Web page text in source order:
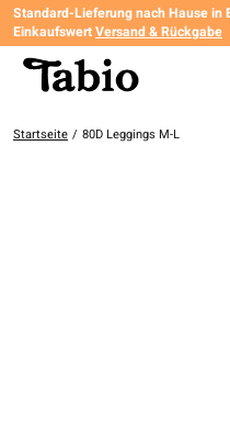
Standard-Lieferung nach Hause in
EinkaufswertVersand & Rückgabe
Startseite / 80D Leggings M-L